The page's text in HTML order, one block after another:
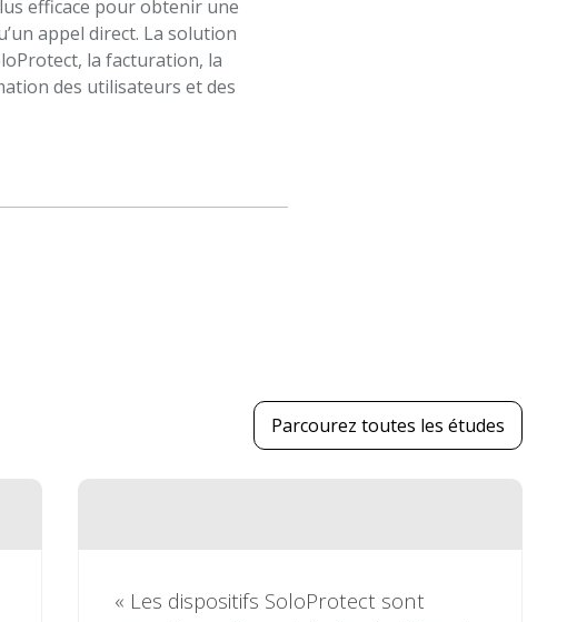
efficace pour obtenir une
appel direct. La solution
la facturation, la
des utilisateurs et des
Parcourez toutes les études
« Les dispositifs SoloProtect sont